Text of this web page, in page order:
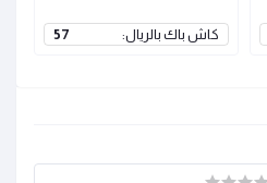
كاش باك بالريال: 57